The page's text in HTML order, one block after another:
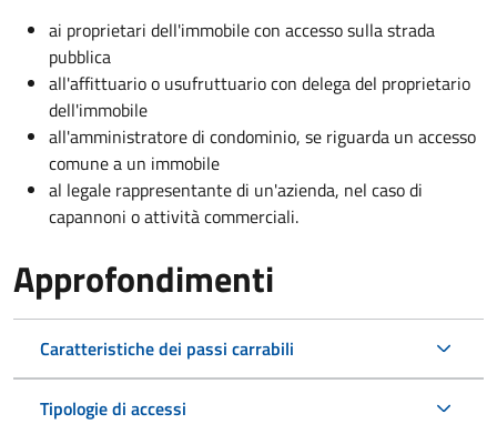
ai proprietari dell'immobile con accesso sulla strada
pubblica
all'affittuario o usufruttuario con delega del proprietario
dell'immobile
all'amministratore di condominio, se riguarda un accesso
comune a un immobile
al legale rappresentante di un'azienda, nel caso di
capannoni o attività commerciali.
Approfondimenti
Caratteristiche dei passi carrabili
Tipologie di accessi